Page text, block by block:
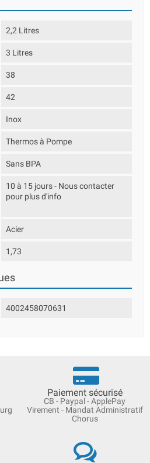
2,2 Litres
3 Litres
38
42
Inox
Thermos à Pompe
Sans BPA
10 à 15 jours - Nous contacter
pour plus d'info
Acier
1,73
4002458070631
Paiement sécurisé
CB - Paypal - ApplePay
Virement - Mandat Administratif
Chorus